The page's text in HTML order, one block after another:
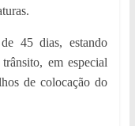
45 dias, estando
em especial
de colocação do